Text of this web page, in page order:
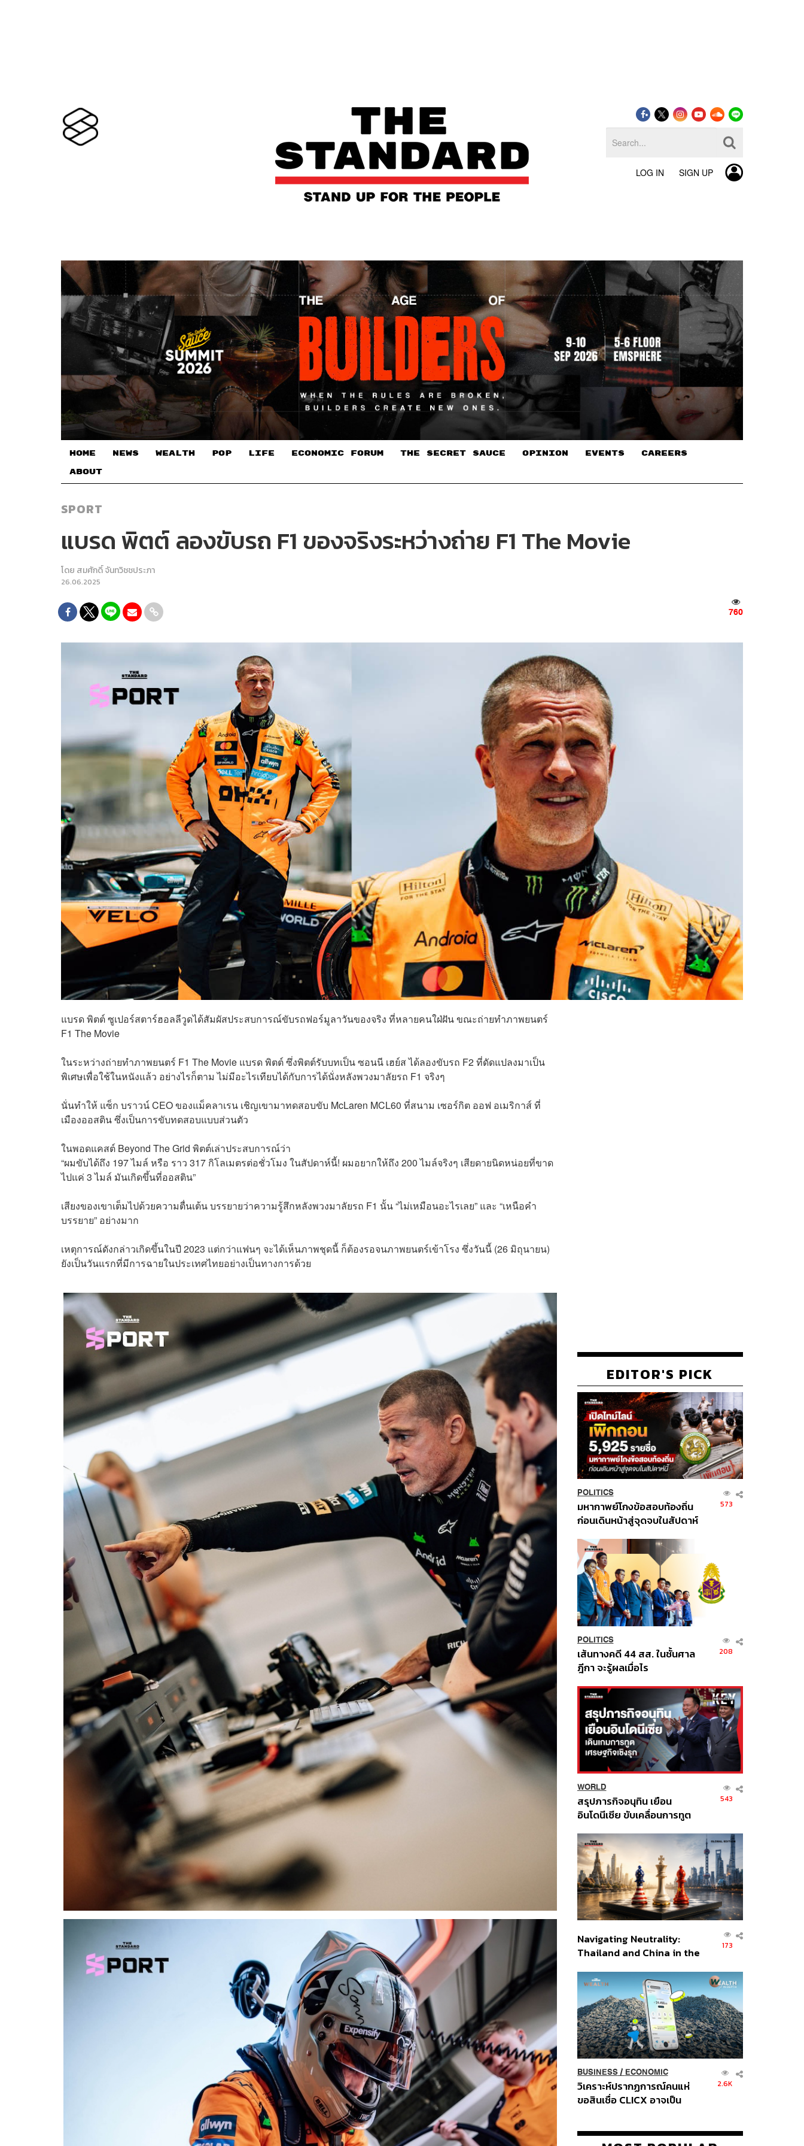
LOG IN SIGN UP
HOME NEWS WEALTH POP LIFE ECONOMIC FORUM THE SECRET SAUCE​ OPINION EVENTS CAREERS
ABOUT
SPORT
แบรด พิตต์ ลองขับรถ F1 ของจริงระหว่างถ่าย F1 The Movie
โดย สมศักดิ์ จันทวิชชประภา
26.06.2025
760
แบรด พิตต์ ซูเปอร์สตาร์ฮอลลีวูดได้สัมผัสประสบการณ์ขับรถฟอร์มูลาวันของจริง ที่หลายคนใฝ่ฝัน ขณะถ่ายทำภาพยนตร์
F1 The Movie
ในระหว่างถ่ายทำภาพยนตร์ F1 The Movie แบรด พิตต์ ซึ่งพิตต์รับบทเป็น ซอนนี เฮย์ส ได้ลองขับรถ F2 ที่ดัดแปลงมาเป็น
พิเศษเพื่อใช้ในหนังแล้ว อย่างไรก็ตาม ไม่มีอะไรเทียบได้กับการได้นั่งหลังพวงมาลัยรถ F1 จริงๆ
นั่นทำให้ แซ็ก บราวน์ CEO ของแม็คลาเรน เชิญเขามาทดสอบขับ McLaren MCL60 ที่สนาม เซอร์กิต ออฟ อเมริกาส์ ที่
เมืองออสติน ซึ่งเป็นการขับทดสอบแบบส่วนตัว
ในพอดแคสต์ Beyond The Grid พิตต์เล่าประสบการณ์ว่า
“ผมขับได้ถึง 197 ไมล์ หรือ ราว 317 กิโลเมตรต่อชั่วโมง ในสัปดาห์นี้! ผมอยากให้ถึง 200 ไมล์จริงๆ เสียดายนิดหน่อยที่ขาด
ไปแค่ 3 ไมล์ มันเกิดขึ้นที่ออสติน”
เสียงของเขาเต็มไปด้วยความตื่นเต้น บรรยายว่าความรู้สึกหลังพวงมาลัยรถ F1 นั้น “ไม่เหมือนอะไรเลย” และ “เหนือคำ
บรรยาย” อย่างมาก
เหตุการณ์ดังกล่าวเกิดขึ้นในปี 2023 แต่กว่าแฟนๆ จะได้เห็นภาพชุดนี้ ก็ต้องรอจนภาพยนตร์เข้าโรง ซึ่งวันนี้ (26 มิถุนายน)
ยังเป็นวันแรกที่มีการฉายในประเทศไทยอย่างเป็นทางการด้วย
EDITOR'S PICK
POLITICS
มหากาพย์โกงข้อสอบท้องถิ่น
ก่อนเดินหน้าสู่จุดจบในสัปดาห์
573
POLITICS
เส้นทางคดี 44 สส. ในชั้นศาล
ฎีกา จะรู้ผลเมื่อไร
208
WORLD
สรุปภารกิจอนุทิน เยือน
อินโดนีเซีย ขับเคลื่อนการทูต
ส่วนยุทธศาสตร์ไทย –
อินโดนีเซีย
543
Navigating Neutrality:
Thailand and China in the
Order
173
BUSINESS/ ECONOMIC
วิเคราะห์ปรากฏการณ์คนแห่
ขอสินเชื่อ CLICX อาจเป็น
ปัญหาหนี้ครัวเรือนไทยที่ถูกซุก
2.6K